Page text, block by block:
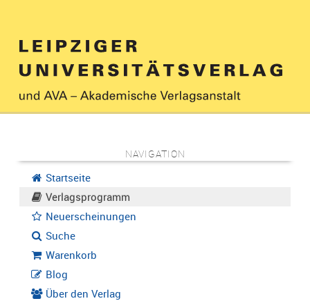
NAVIGATION
Startseite
Verlagsprogramm
Neuerscheinungen
Suche
Warenkorb
Blog
Über den Verlag